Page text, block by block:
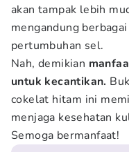
akan tampak lebih
mengandung
pertumbuhan sel.
Nah, demikian
untuk kecantikan.
cokelat hitam ini
menjaga kesehatan
Semoga bermanfaat!